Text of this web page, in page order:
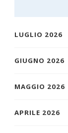
LUGLIO 2026
GIUGNO 2026
MAGGIO 2026
APRILE 2026